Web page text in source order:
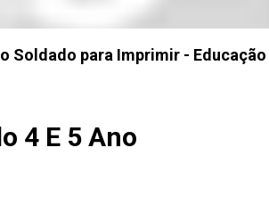
Soldado para Imprimir - Educação
4 E 5 Ano